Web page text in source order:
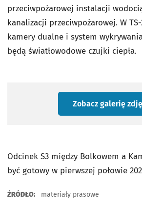
przeciwpożarowej instalacji
kanalizacji przeciwpożarowej. W
kamery dualne i system
będą światłowodowe czujki ciepła.
Zobacz galerię
Odcinek S3 między Bolkowem a
być gotowy w pierwszej połowie
ŹRÓDŁO: materiały prasowe